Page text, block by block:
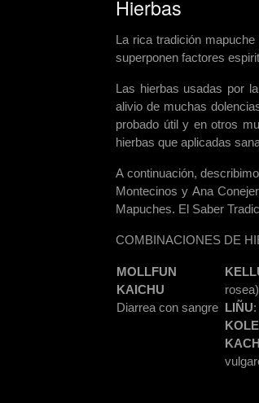
Hierbas
La rica tradición
superponen factores
Las hierbas usadas por
alivio de muchas
probado útil y en otros
hierbas que aplicadas
A continuación,
Montecinos y Ana
Mapuches. El Saber
COMBINACIONES DE
MOLLFUN
KAICHU
Diarrea con sangre
rosea)
LIÑU